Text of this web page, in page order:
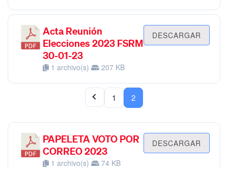
Acta Reunión
Elecciones 2023 FSRM
30-01-23
1 archivo(s) 207 KB
DESCARGAR
1 2
PAPELETA VOTO POR
CORREO 2023
1 archivo(s) 74 KB
DESCARGAR